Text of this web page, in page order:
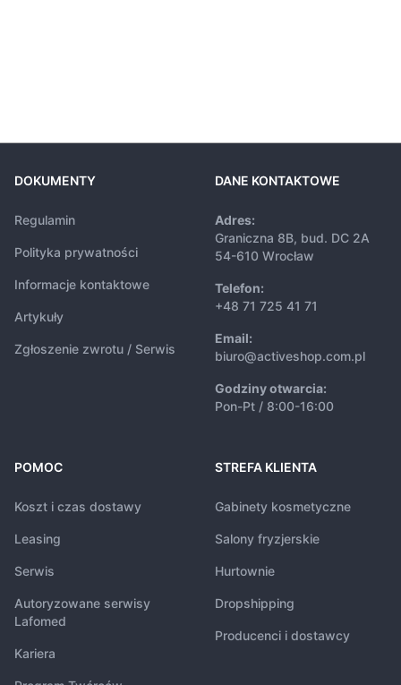
DOKUMENTY
Regulamin
Polityka prywatności
Informacje kontaktowe
Artykuły
Zgłoszenie zwrotu / Serwis
DANE KONTAKTOWE
Adres:
Graniczna 8B, bud. DC 2A
54-610 Wrocław
Telefon:
+48 71 725 41 71
Email:
biuro@activeshop.com.pl
Godziny otwarcia:
Pon-Pt / 8:00-16:00
POMOC
Koszt i czas dostawy
Leasing
Serwis
Autoryzowane serwisy
Lafomed
Kariera
STREFA KLIENTA
Gabinety kosmetyczne
Salony fryzjerskie
Hurtownie
Dropshipping
Producenci i dostawcy